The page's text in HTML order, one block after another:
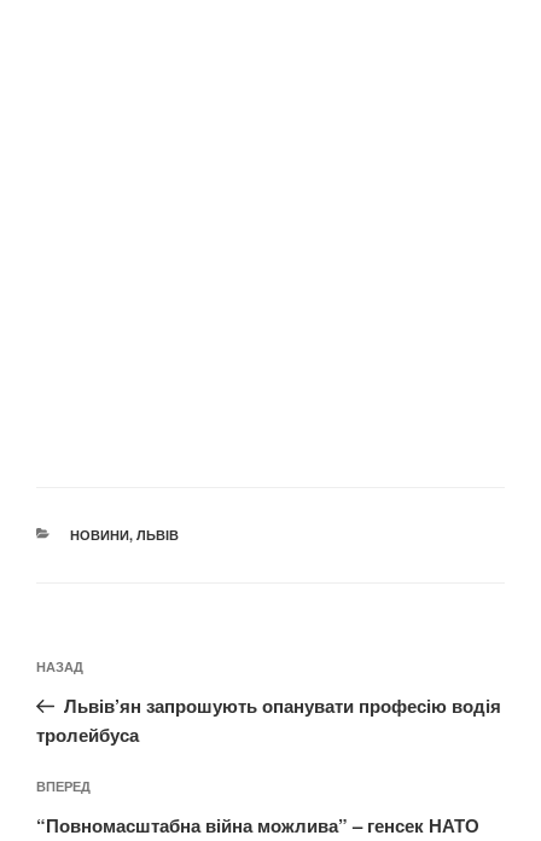
КАТЕГОРІЇ
НОВИНИ, ЛЬВІВ
записів
Попередній
запис:
НАЗАД
Львів’ян запрошують опанувати професію водія
тролейбуса
Наступний
запис
ВПЕРЕД
“Повномасштабна війна можлива” – генсек НАТО